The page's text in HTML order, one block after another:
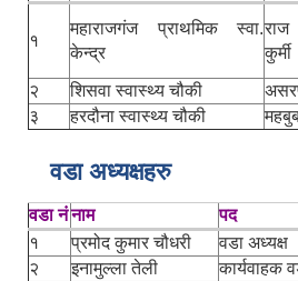
१
महाराजगंज प्राथमिक स्वा.
केन्द्र
कुर्मी
२
शिसवा स्वास्थ्य चौकी
३
हरदौना स्वास्थ्य चौकी
वडा अध्यक्षहरु
वडा नंनाम पद
१
प्रमोद कुमार चौधरी वडा अध्यक्ष
२
इनामुल्ला तेली कार्यवाहक